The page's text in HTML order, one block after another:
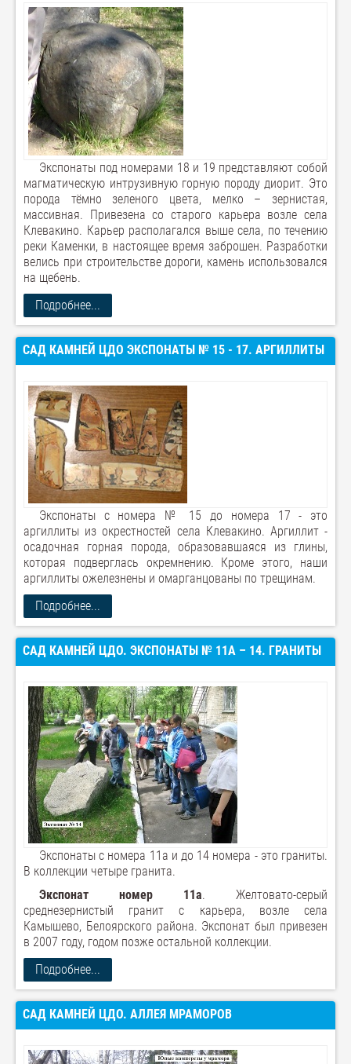
Экспонаты под номерами 18 и 19 представляют собой
магматическую интрузивную горную породу диорит. Это
порода тёмно зеленого цвета, мелко – зернистая,
массивная. Привезена со старого карьера возле села
Клевакино. Карьер располагался выше села, по течению
реки Каменки, в настоящее время заброшен. Разработки
велись при строительстве дороги, камень использовался
на щебень.
Подробнее...
САД КАМНЕЙ ЦДО ЭКСПОНАТЫ № 15 - 17. АРГИЛЛИТЫ
Экспонаты с номера № 15 до номера 17 - это
аргиллиты из окрестностей села Клевакино. Аргиллит -
осадочная горная порода, образовавшаяся из глины,
которая подверглась окремнению. Кроме этого, наши
аргиллиты ожелезнены и омарганцованы по трещинам.
Подробнее...
САД КАМНЕЙ ЦДО. ЭКСПОНАТЫ № 11А – 14. ГРАНИТЫ
Экспонаты с номера 11а и до 14 номера - это граниты.
В коллекции четыре гранита.
Экспонат номер 11а. Желтовато-серый
среднезернистый гранит с карьера, возле села
Камышево, Белоярского района. Экспонат был привезен
в 2007 году, годом позже остальной коллекции.
Подробнее...
САД КАМНЕЙ ЦДО. АЛЛЕЯ МРАМОРОВ